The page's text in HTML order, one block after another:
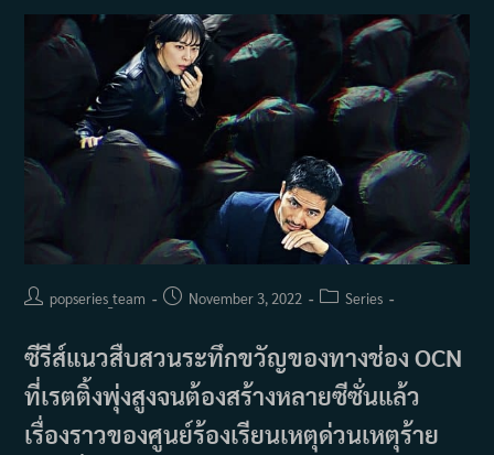
Postpopseries_team
PostNovember 3, 2022
PostSeries
ซีรีส์แนวสืบสวนระทึกขวัญของทางช่อง OCN
ที่เรตติ้งพุ่งสูงจนต้องสร้างหลายซีซั่นแล้ว
เรื่องราวของศูนย์ร้องเรียนเหตุด่วนเหตุร้าย